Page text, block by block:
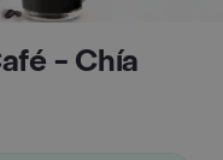
- Chía